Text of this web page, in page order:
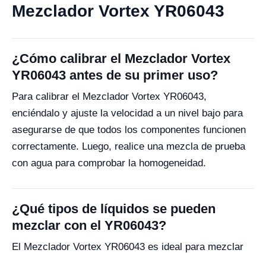
Mezclador Vortex YR06043
¿Cómo calibrar el Mezclador Vortex
YR06043 antes de su primer uso?
Para calibrar el Mezclador Vortex YR06043,
enciéndalo y ajuste la velocidad a un nivel bajo para
asegurarse de que todos los componentes funcionen
correctamente. Luego, realice una mezcla de prueba
con agua para comprobar la homogeneidad.
¿Qué tipos de líquidos se pueden
mezclar con el YR06043?
El Mezclador Vortex YR06043 es ideal para mezclar